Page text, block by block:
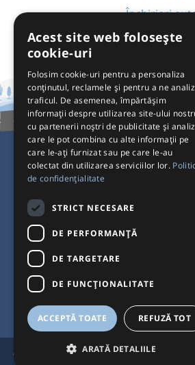
Închirieri
Pentru Călători
Pentru
Interacționăm
Acceptăm plăți cu
© Bileteria 2004-2026 | Autogari.RO®
este
Acest site web folosește
cookie-uri
Folosim cookie-uri pentru a personaliza
conținutul, reclamele și pentru a ne
traficul. De asemenea, împărtășim
informații despre utilizarea site-ului
cu partenerii noștri de publicitate și
care le pot combina cu alte informații pe
care le-ați furnizat sau pe care le-au
colectat din utilizarea serviciilor lor.
de confidențialitate
STRICT NECESARE
DE PERFORMANȚĂ
DE TARGETARE
DE FUNCŢIONALITATE
ACCEPTĂ TOATE REFUZĂ TOT
ARATĂ DETALIILE